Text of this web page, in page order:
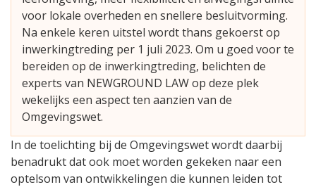
voor lokale overheden en snellere besluitvorming.
Na enkele keren uitstel wordt thans gekoerst op
inwerkingtreding per 1 juli 2023. Om u goed voor te
bereiden op de inwerkingtreding, belichten de
experts van NEWGROUND LAW op deze plek
wekelijks een aspect ten aanzien van de
Omgevingswet.
In de toelichting bij de Omgevingswet wordt daarbij
benadrukt dat ook moet worden gekeken naar een
optelsom van ontwikkelingen die kunnen leiden tot